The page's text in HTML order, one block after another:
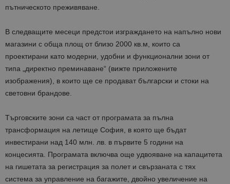
пътническото преживяване.
В следващите месеци предстои изграждането на напълно нови
магазини с обща площ от близо 2000 кв.м, които са
проектирани като модерни, удобни и функционални зони от
типа „директно преминаване“ (вижте приложените
изображения), в които ще се продават български и стоки на
световни брандове.
Търговските зони са част от програмата за пълна
трансформация на летище София, в която ще бъдат
инвестирани над 140 млн. лв. в първите 5 години на
концесията. Програмата включва още удвояване на капацитета
на гишетата за регистрация за полет и свързаната с тях
система за управление на багажите, двойно увеличение на